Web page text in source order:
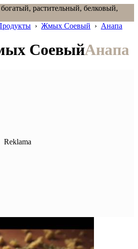
растительный, белковый,
› Жмых Соевый › Анапа
СоевыйАнапа